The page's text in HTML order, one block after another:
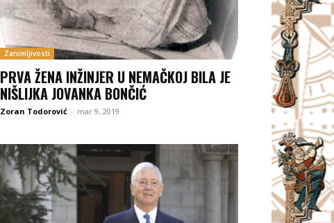
Zanimljivosti
PRVA ŽENA INŽINJER U NEMAČKOJ BILA JE
NIŠLIJKA JOVANKA BONČIĆ
Zoran Todorović - mar 9, 2019